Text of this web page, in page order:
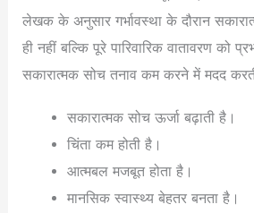
लेखक के अनुसार गर्भावस्था के दौरान
ही नहीं बल्कि पूरे पारिवारिक वातावरण को
सकारात्मक सोच तनाव कम करने में मदद
सकारात्मक सोच ऊर्जा बढ़ाती है।
चिंता कम होती है।
आत्मबल मजबूत होता है।
मानसिक स्वास्थ्य बेहतर बनता है।